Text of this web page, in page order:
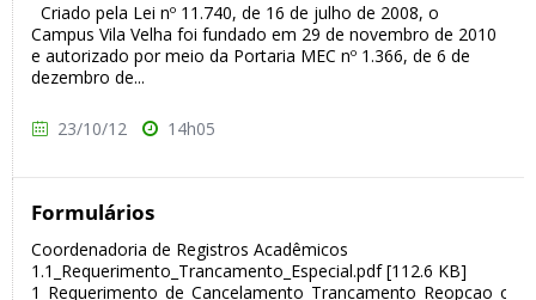
Criado pela Lei nº 11.740, de 16 de julho de 2008, o
Campus Vila Velha foi fundado em 29 de novembro de 2010
e autorizado por meio da Portaria MEC nº 1.366, de 6 de
dezembro de...
23/10/12 14h05
Formulários
Coordenadoria de Registros Acadêmicos
1.1_Requerimento_Trancamento_Especial.pdf [112.6 KB]